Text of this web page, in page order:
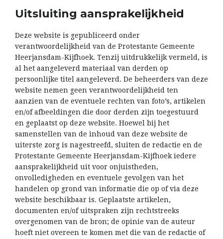
Uitsluiting aansprakelijkheid
Deze website is gepubliceerd onder
verantwoordelijkheid van de Protestante Gemeente
Heerjansdam-Kijfhoek. Tenzij uitdrukkelijk vermeld, is
al het aangeleverd materiaal van derden op
persoonlijke titel aangeleverd. De beheerders van deze
website nemen geen verantwoordelijkheid ten
aanzien van de eventuele rechten van foto’s, artikelen
en/of afbeeldingen die door derden zijn toegestuurd
en geplaatst op deze website. Hoewel bij het
samenstellen van de inhoud van deze website de
uiterste zorg is nagestreefd, sluiten de redactie en de
Protestante Gemeente Heerjansdam-Kijfhoek iedere
aansprakelijkheid uit voor onjuistheden,
onvolledigheden en eventuele gevolgen van het
handelen op grond van informatie die op of via deze
website beschikbaar is. Geplaatste artikelen,
documenten en/of uitspraken zijn rechtstreeks
overgenomen van de bron; de opinie van de auteur
hoeft niet overeen te komen met die van de redactie of